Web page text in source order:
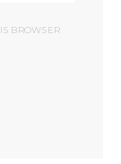
BROWSER